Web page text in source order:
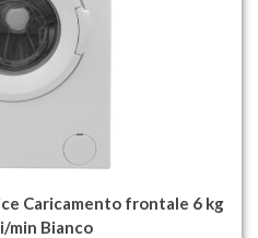
Caricamento frontale 6 kg
min Bianco